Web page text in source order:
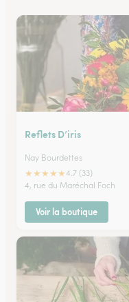
Reflets D’iris
Nay Bourdettes
★★★★★4.7 (33)
4, rue du Maréchal Foch
Voir la boutique